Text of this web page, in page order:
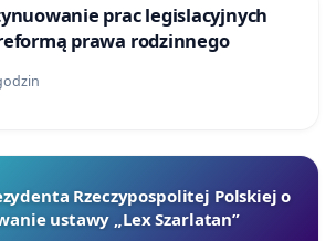
prac legislacyjnych
prawa rodzinnego
Rzeczypospolitej Polskiej o
ustawy „Lex Szarlatan”